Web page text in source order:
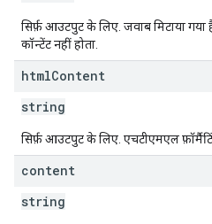
सिर्फ़ आउटपुट के लिए. जवाब मिटाया गया
कॉन्टेंट नहीं होता.
htmlContent
string
सिर्फ़ आउटपुट के लिए. एचटीएमएल
content
string